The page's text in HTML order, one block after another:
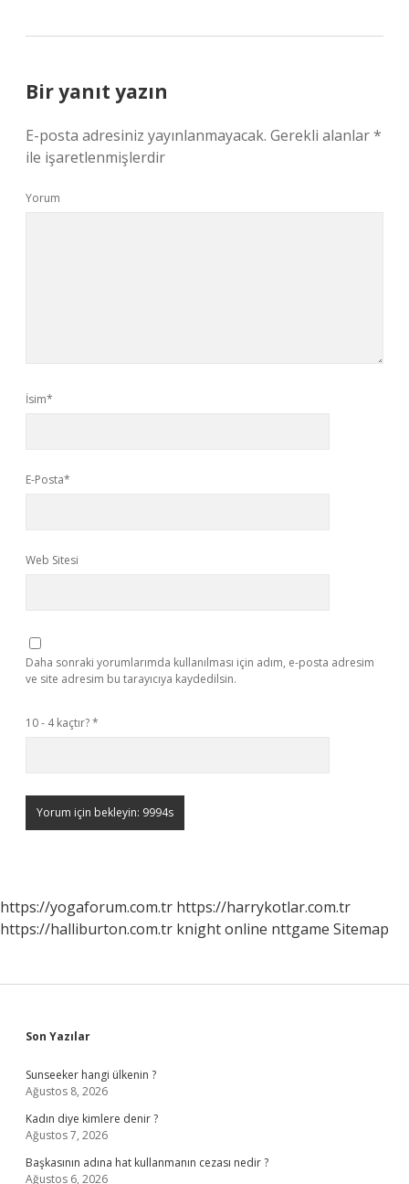
Bir yanıt yazın
E-posta adresiniz yayınlanmayacak. Gerekli alanlar*
ile işaretlenmişlerdir
Yorum
İsim*
E-Posta*
Web Sitesi
Daha sonraki yorumlarımda kullanılması için adım, e-posta adresim
ve site adresim bu tarayıcıya kaydedilsin.
10 - 4 kaçtır?*
https://yogaforum.com.tr https://harrykotlar.com.tr
https://halliburton.com.tr knight online nttgame Sitemap
Sidebar
Son Yazılar
Sunseeker hangi ülkenin ?
Ağustos 8, 2026
Kadın diye kimlere denir ?
Ağustos 7, 2026
Başkasının adına hat kullanmanın cezası nedir ?
Ağustos 6, 2026